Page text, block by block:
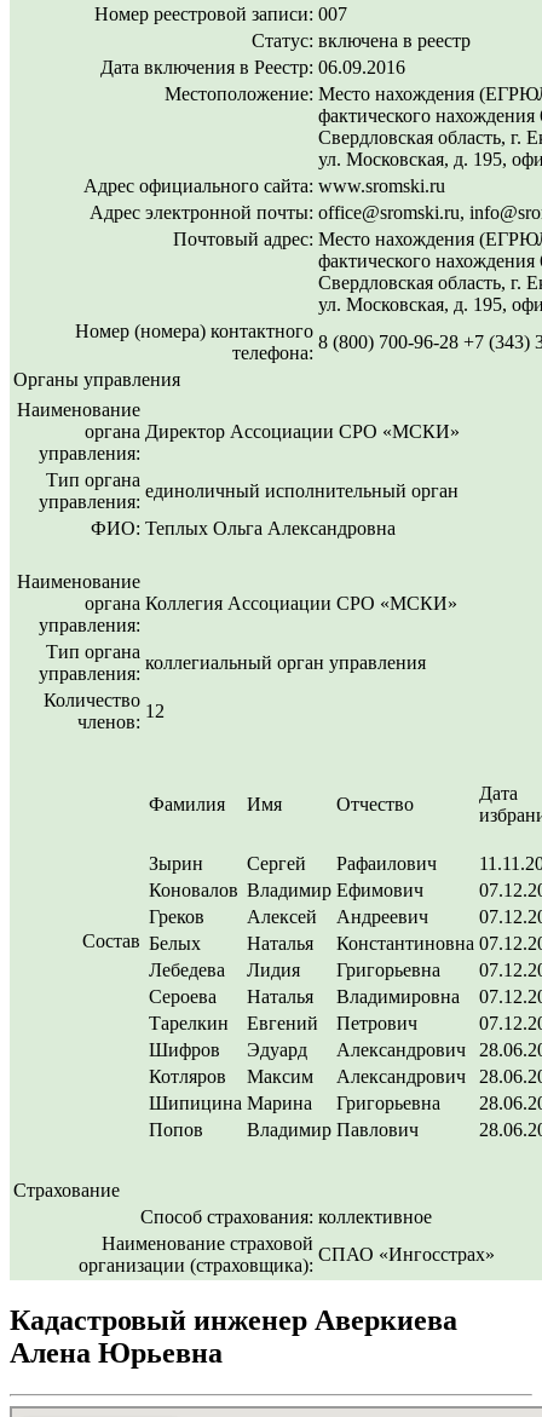
Номер реестровой записи: 007
Статус: включена в реестр
Дата включения в Реестр: 06.09.2016
Местоположение: Место нахождения
фактического нахождения
Свердловская область, г.
ул. Московская, д. 195,
Адрес официального сайта: www.sromski.ru
Адрес электронной почты: office@sromski.ru,
Почтовый адрес: Место нахождения
фактического нахождения
Свердловская область, г.
ул. Московская, д. 195,
Номер (номера) контактного
телефона:
8 (800) 700-96-28 +7 (343)
Органы управления
Наименование
органа
управления:
Директор Ассоциации СРО «МСКИ»
Тип органа
управления:
единоличный исполнительный орган
ФИО: Теплых Ольга Александровна
Наименование
органа
управления:
Коллегия Ассоциации СРО «МСКИ»
Тип органа
управления:
коллегиальный орган управления
Количество
членов:
12
Состав
Фамилия Имя Отчество
Дата
Зырин Сергей Рафаилович
Коновалов Владимир Ефимович
Греков
Алексей Андреевич
Белых
Наталья Константиновна
Лебедева
Лидия Григорьевна
Сероева
Наталья Владимировна
Тарелкин
Евгений Петрович
Шифров
Эдуард Александрович
Котляров
Максим Александрович
Шипицина Марина Григорьевна
Попов
Владимир Павлович
Страхование
Способ страхования: коллективное
Наименование страховой
организации (страховщика):
СПАО «Ингосстрах»
Кадастровый инженер Аверкиева
Алена Юрьевна